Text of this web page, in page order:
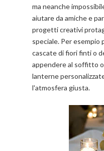
ma neanche
aiutare da amiche e
progetti creativi
speciale. Per esempio
cascate di fiori finti o
appendere al soffitto
lanterne
l'atmosfera giusta.